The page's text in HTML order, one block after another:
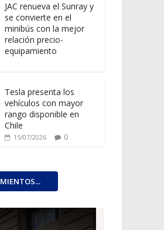
JAC renueva el Sunray y
se convierte en el
minibús con la mejor
relación precio-
equipamiento
Tesla presenta los
vehículos con mayor
rango disponible en
Chile
15/07/2026 0